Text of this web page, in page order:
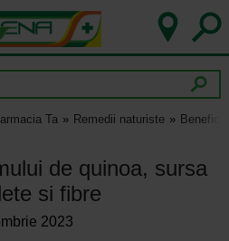
Ta Remedii naturiste
de quinoa, sursa
si fibre
2023